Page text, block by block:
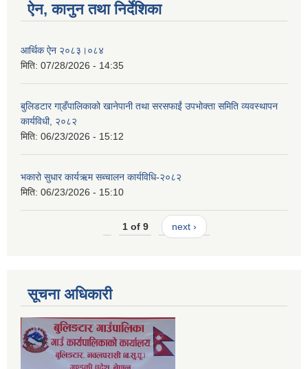
ऐन, कानुन तथा निर्देशिका
आर्थिक ऐन २०८३।०८४
मिति: 07/28/2026 - 14:35
बुलिडटार गा्डँपालिकाको खानेपानी तथा सरसफाईं उपभोक्ता समिति व्यवस्थापन
कार्यविधी, २०८२
मिति: 06/23/2026 - 15:12
भकारो सुधार कार्यऋम सब्चालन कार्यविधि-२०८२
मिति: 06/23/2026 - 15:10
1 of 9 next ›
सूचना अधिकारी